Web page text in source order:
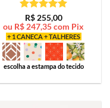
Avaliação5
de 5
R$255,00
ou R$ 247,35com Pix
+ 1 CANECA + TALHERES
escolha a estampa do tecido